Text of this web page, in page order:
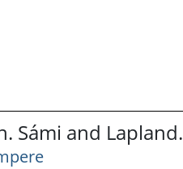
Sámi and Lapland.